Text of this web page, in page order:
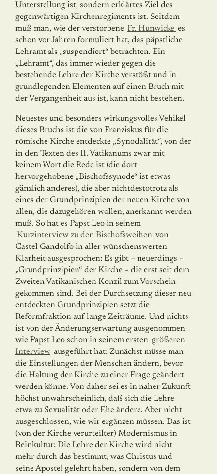
Unterstellung ist, sondern erklärtes Ziel des
gegenwärtigen Kirchenregiments ist. Seitdem
muß man, wie der verstorbene Fr. Hun­wicke es
schon vor Jahren formuliert hat, das päpstliche
Lehramt als „suspendiert“ betrachten. Ein
„Lehramt“, das immer wieder gegen die
bestehende Lehre der Kirche verstößt und in
grundlegenden Elementen auf einen Bruch mit
der Vergangenheit aus ist, kann nicht bestehen.
Neuestes und besonders wirkungsvolles Vehikel
dieses Bruchs ist die von Franziskus für die
römische Kirche entdeckte „Synodalität“, von der
in den Texten des II. Vatikanums zwar mit
keinem Wort die Rede ist (die dort
hervorgehobene „Bischofssynode“ ist etwas
gänzlich anderes), die aber nichtdestotrotz als
eines der Grundprinzipien der neuen Kirche von
allen, die dazugehören wollen, anerkannt werden
muß. So hat es Papst Leo in seinem
Kurzinterview zu den Bischofsweihen von
Castel Gandolfo in aller wün­schens­werten
Klarheit ausgesprochen: Es gibt – neuerdings –
„Grundprinzipien“ der Kirche – die erst seit dem
Zweiten Vatikanischen Konzil zum Vorschein
gekommen sind. Bei der Durchsetzung dieser neu
entdeckten Grundprinzipien setzt die
Reformfraktion auf lange Zeiträume. Und nichts
ist von der Änderungserwartung ausgenommen,
wie Papst Leo schon in seinem ersten größeren
Interview ausgeführt hat: Zunächst müsse man
die Einstellungen der Menschen ändern, bevor
die Haltung der Kirche zu einer Frage geän­dert
werden könne. Von daher sei es in naher Zukunft
höchst unwahrscheinlich, daß sich die Lehre
etwa zu Sexualität oder Ehe ändere. Aber nicht
ausgeschlossen, wie wir ergänzen müssen. Das ist
(von der Kirche verurteilter) Modernismus in
Reinkultur: Die Lehre der Kirche wird nicht
mehr durch das bestimmt, was Christus und
seine Apostel gelehrt haben, sondern von dem